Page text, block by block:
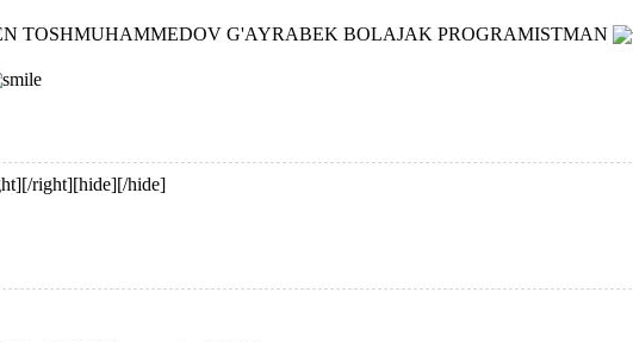
TOSHMUHAMMEDOV G'AYRABEK BOLAJAK PROGRAMISTMAN
right][hide][/hide]